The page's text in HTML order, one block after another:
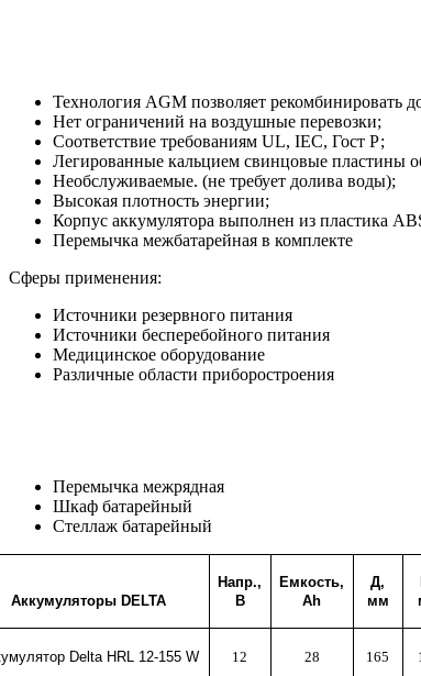
Технология AGM позволяет рекомбинировать
Нет ограничений на воздушные перевозки;
Соответствие требованиям UL, IEC, Гост Р;
Легированные кальцием свинцовые пластины
Необслуживаемые. (не требует долива воды);
Высокая плотность энергии;
Корпус аккумулятора выполнен из пластика
Перемычка межбатарейная в комплекте
Сферы применения:
Источники резервного питания
Источники бесперебойного питания
Медицинское оборудование
Различные области приборостроения
Перемычка межрядная
Шкаф батарейный
Стеллаж батарейный
Аккумуляторы DELTA
Напр.,
В
Емкость,
Ah
Д,
мм
Delta HRL 12-155 W 12 28 165